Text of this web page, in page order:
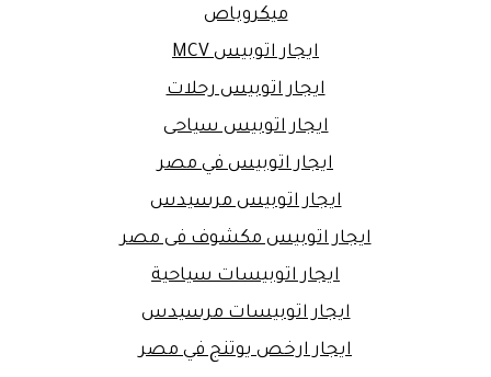
ميكروباص
ايجار اتوبيس MCV
ايجار اتوبيس رحلات
ايجار اتوبيس سياحى
ايجار اتوبيس في مصر
ايجار اتوبيس مرسيدس
ايجار اتوبيس مكشوف فى مصر
ايجار اتوبيسات سياحية
ايجار اتوبيسات مرسيدس
ايجار ارخص يوتنج في مصر